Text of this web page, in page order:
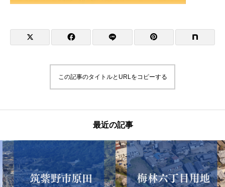
この記事のタイトルとURLをコピーする
最近の記事